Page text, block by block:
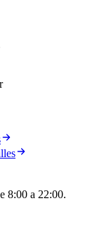
8:00 a 22:00.